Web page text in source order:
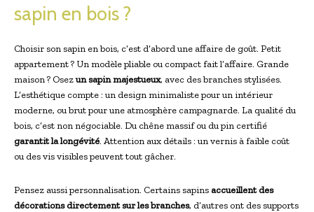
sapin en bois ?
Choisir son sapin en bois, c’est d’abord une affaire de goût. Petit
appartement ? Un modèle pliable ou compact fait l’affaire. Grande
maison ? Osezun sapin majestueux, avec des branches stylisées.
L’esthétique compte : un design minimaliste pour un intérieur
moderne, ou brut pour une atmosphère campagnarde. La qualité du
bois, c’est non négociable. Du chêne massif ou du pin certifié
garantit la longévité. Attention aux détails : un vernis à faible coût
ou des vis visibles peuvent tout gâcher.
Pensez aussi personnalisation. Certains sapins accueillent des
décorations directement sur les branches, d’autres ont des supports